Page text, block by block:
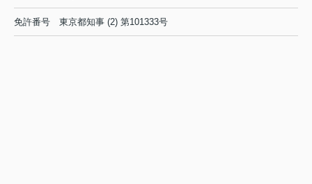
平素は格別のご高配を賜り厚く御礼申し上げます。夏季休業
につき下記にお知らせ致します。
免許番号 東京都知事 (2) 第101333号